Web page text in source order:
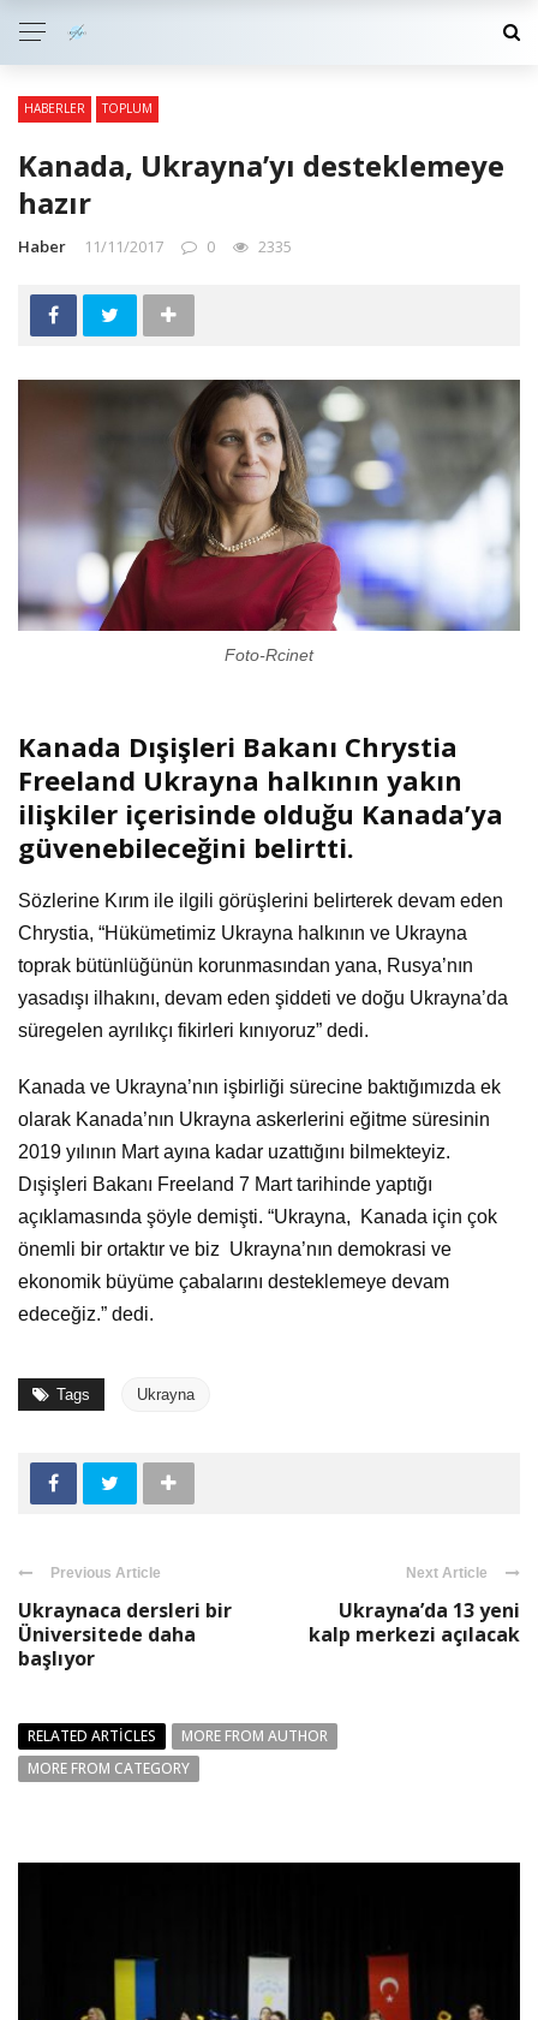
HABERLER TOPLUM
Kanada, Ukrayna’yı desteklemeye
hazır
Haber 11/11/2017 0 2335
Foto-Rcinet
Kanada Dışişleri Bakanı Chrystia
Freeland Ukrayna halkının yakın
ilişkiler içerisinde olduğu Kanada’ya
güvenebileceğini belirtti.
Sözlerine Kırım ile ilgili görüşlerini belirterek devam eden
Chrystia, “Hükümetimiz Ukrayna halkının ve Ukrayna
toprak bütünlüğünün korunmasından yana, Rusya’nın
yasadışı ilhakını, devam eden şiddeti ve doğu Ukrayna’da
süregelen ayrılıkçı fikirleri kınıyoruz” dedi.
Kanada ve Ukrayna’nın işbirliği sürecine baktığımızda ek
olarak Kanada’nın Ukrayna askerlerini eğitme süresinin
2019 yılının Mart ayına kadar uzattığını bilmekteyiz.
Dışişleri Bakanı Freeland 7 Mart tarihinde yaptığı
açıklamasında şöyle demişti. “Ukrayna, Kanada için çok
önemli bir ortaktır ve biz Ukrayna’nın demokrasi ve
ekonomik büyüme çabalarını desteklemeye devam
edeceğiz.” dedi.
Tags Ukrayna
Previous Article
Ukraynaca dersleri bir
Üniversitede daha
başlıyor
Next Article
Ukrayna’da 13 yeni
kalp merkezi açılacak
RELATED ARTICLES
MORE FROM AUTHOR
MORE FROM CATEGORY